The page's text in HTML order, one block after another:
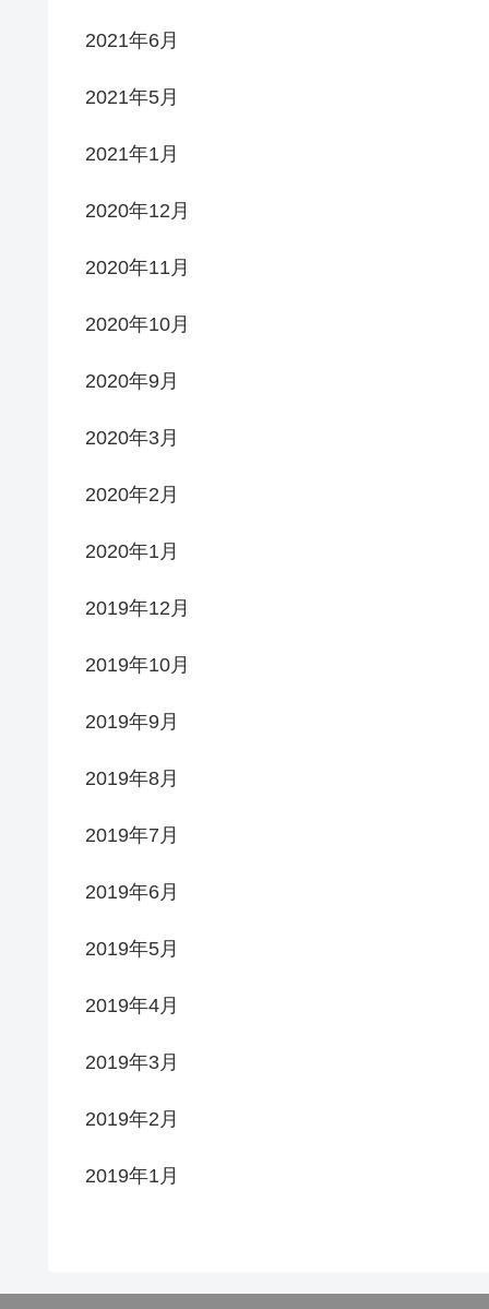
2021年6月
2021年5月
2021年1月
2020年12月
2020年11月
2020年10月
2020年9月
2020年3月
2020年2月
2020年1月
2019年12月
2019年10月
2019年9月
2019年8月
2019年7月
2019年6月
2019年5月
2019年4月
2019年3月
2019年2月
2019年1月